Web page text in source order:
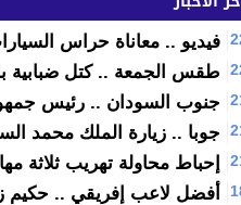
فيديو .. معاناة حراس
طقس الجمعة .. كتل ضبابية
جنوب السودان .. رئيس
جوبا .. زيارة الملك محمد
إحباط محاولة تهريب ثلاثة
أفضل لاعب إفريقي .. حكيم